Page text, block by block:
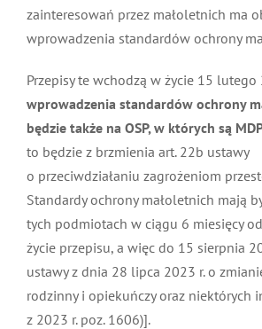
zainteresowań przez małoletnich ma
wprowadzenia standardów ochrony
Przepisy te wchodzą w życie 15 lutego
wprowadzenia standardów ochrony
będzie także na OSP, w których są
to będzie z brzmienia art. 22b ustawy
o przeciwdziałaniu zagrożeniom
Standardy ochrony małoletnich mają
tych podmiotach w ciągu 6 miesięcy
życie przepisu, a więc do 15 sierpnia
ustawy z dnia 28 lipca 2023 r. o
rodzinny i opiekuńczy oraz niektórych
z 2023 r. poz. 1606)].